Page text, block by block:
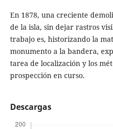
En 1878, una creciente
de la isla, sin dejar rastros
trabajo es, historizando la
monumento a la bandera,
tarea de localización y los
prospección en curso.
Descargas